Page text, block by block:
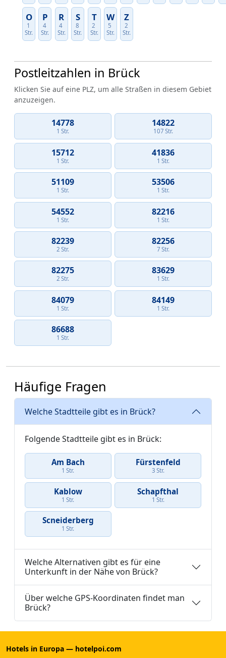
O
1
Str.
P
4
Str.
R
4
Str.
S
8
Str.
T
2
Str.
W
5
Str.
Z
2
Str.
Postleitzahlen in Brück
Klicken Sie auf eine PLZ, um alle Straßen in diesem Gebiet
anzuzeigen.
14778
1 Str.
14822
107 Str.
15712
1 Str.
41836
1 Str.
51109
1 Str.
53506
1 Str.
54552
1 Str.
82216
1 Str.
82239
2 Str.
82256
7 Str.
82275
2 Str.
83629
1 Str.
84079
1 Str.
84149
1 Str.
86688
1 Str.
Häufige Fragen
Welche Stadtteile gibt es in Brück?
Folgende Stadtteile gibt es in Brück:
Am Bach
1 Str.
Fürstenfeld
3 Str.
Kablow
1 Str.
Schapfthal
1 Str.
Scneiderberg
1 Str.
Welche Alternativen gibt es für eine
Unterkunft in der Nähe von Brück?
Über welche GPS-Koordinaten findet man
Brück?
Hotels in Europa — hotelpoi.com